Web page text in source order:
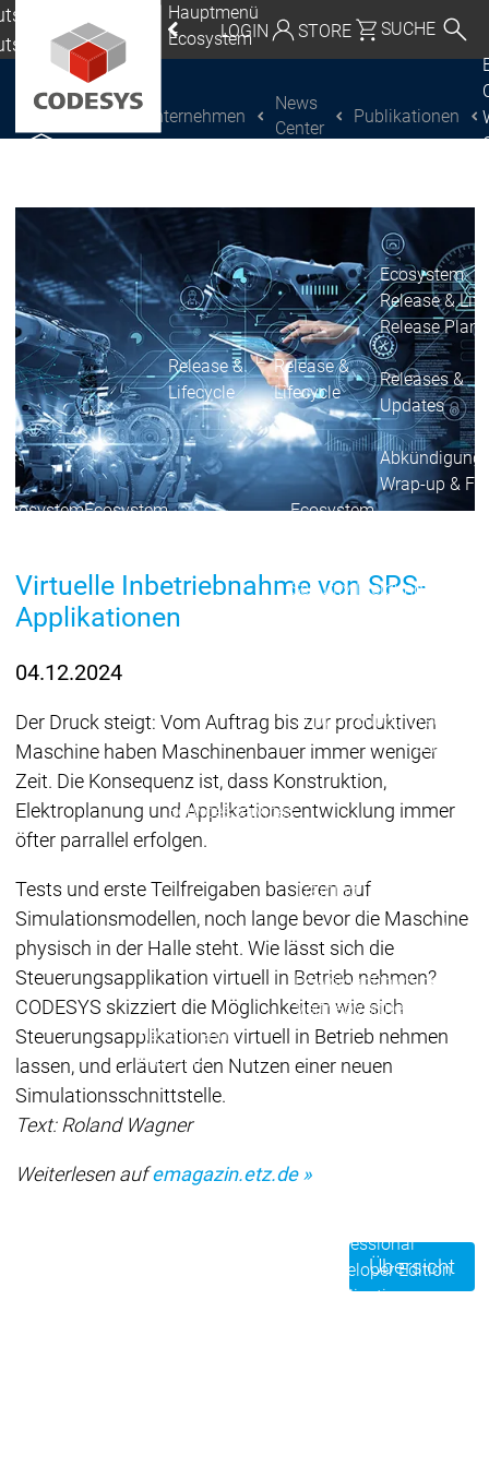
|
| Deutsch
Global | English
Italia | Italiano
China | 中文
LOGIN STORE SUCHE
EcosystemEcosystem
Hauptmenü
Ecosystem
Release &
Lifecycle
Release &
Lifecycle
Ecosystem
Release &
Release Plan
Releases &
Updates
Wrap-up &
Ecosystem
Security Meldung
ServicesServices
SupportSupport
User
Training Training
DownloadDownload
VertriebVertrieb
Hauptmenü
Produkte
Professional
Developer Edition
Application
CODESYS Group
Unternehmen
News
Center
Publikationen
Virtuelle Inbetriebnahme von SPS-
Applikationen
04.12.2024
Der Druck steigt: Vom Auftrag bis zur produktiven
Maschine haben Maschinenbauer immer weniger
Zeit. Die Konsequenz ist, dass Konstruktion,
Elektroplanung und Applikationsentwicklung immer
öfter parrallel erfolgen.
Tests und erste Teilfreigaben basieren auf
Simulationsmodellen, noch lange bevor die Maschine
physisch in der Halle steht. Wie lässt sich die
Steuerungsapplikation virtuell in Betrieb nehmen?
CODESYS skizziert die Möglichkeiten wie sich
Steuerungsapplikationen virtuell in Betrieb nehmen
lassen, und erläutert den Nutzen einer neuen
Simulationsschnittstelle.
Text: Roland Wagner
Weiterlesen aufemagazin.etz.de »
Übersicht